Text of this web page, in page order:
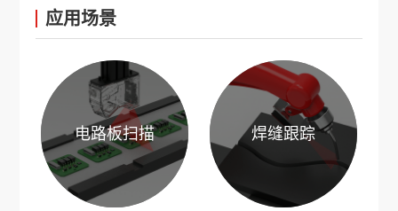
应用场景
电路板扫描 焊缝跟踪